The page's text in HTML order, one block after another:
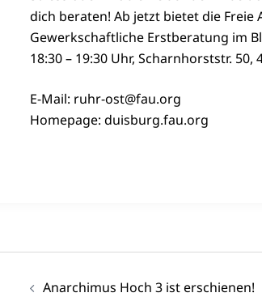
dich beraten! Ab jetzt bietet die
Gewerkschaftliche Erstberatung im
18:30 – 19:30 Uhr, Scharnhorststr.
E-Mail: ruhr-ost@fau.org
Homepage: duisburg.fau.org
Anarchimus Hoch 3 ist erschienen!